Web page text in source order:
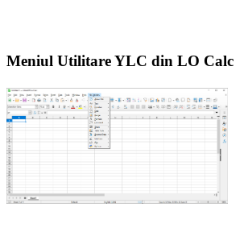
Meniul Utilitare YLC din LO Calc